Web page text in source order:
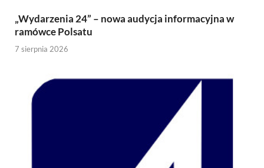
„Wydarzenia 24” – nowa audycja informacyjna w
ramówce Polsatu
7 sierpnia 2026